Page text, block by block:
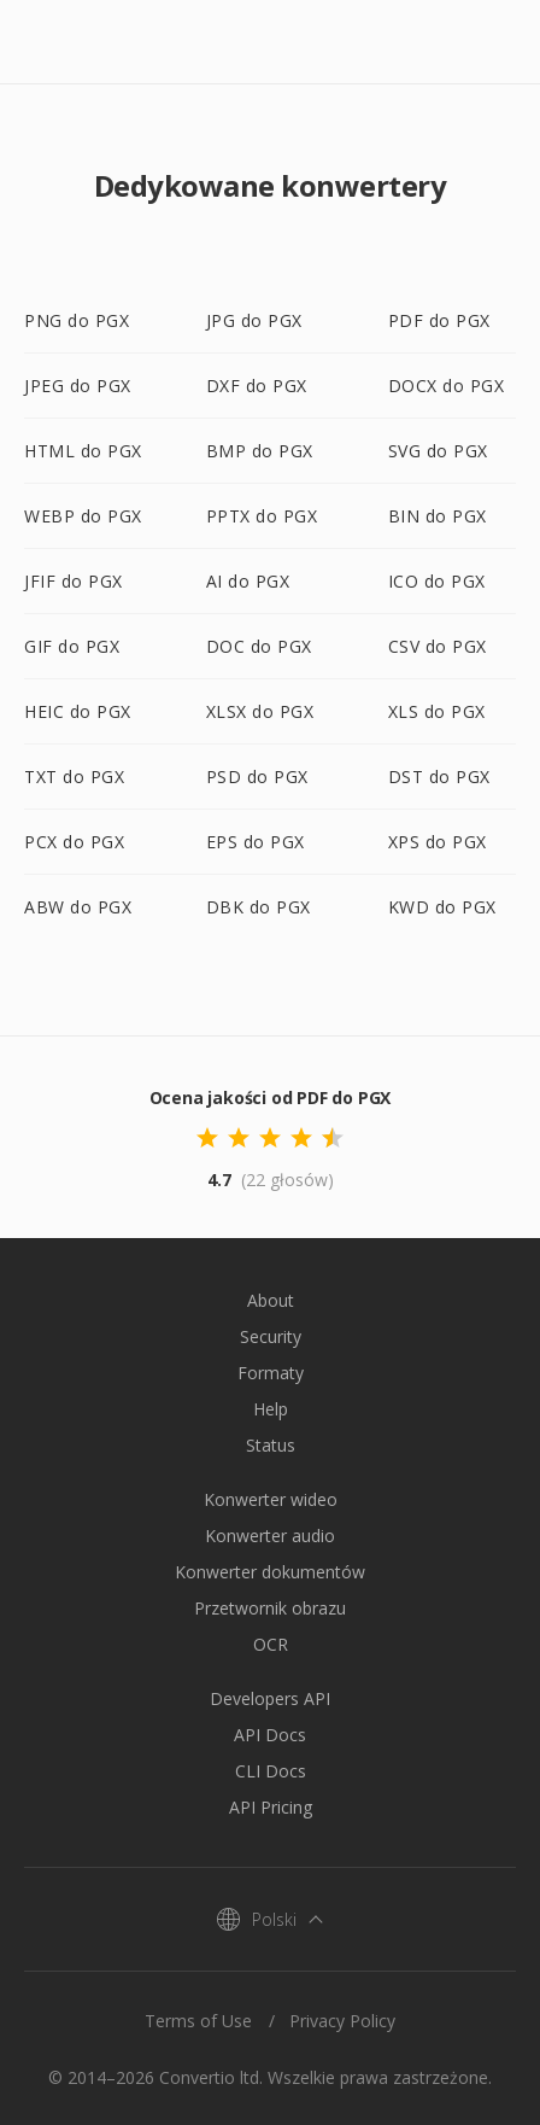
Dedykowane konwertery
PNG do PGX JPG do PGX PDF do PGX
JPEG do PGX DXF do PGX DOCX do PGX
HTML do PGX BMP do PGX SVG do PGX
WEBP do PGX PPTX do PGX BIN do PGX
JFIF do PGX AI do PGX ICO do PGX
GIF do PGX DOC do PGX CSV do PGX
HEIC do PGX XLSX do PGX XLS do PGX
TXT do PGX PSD do PGX DST do PGX
PCX do PGX EPS do PGX XPS do PGX
ABW do PGX DBK do PGX KWD do PGX
Ocena jakości od PDF do PGX
4.7 (22 głosów)
About
Security
Formaty
Help
Status
Konwerter wideo
Konwerter audio
Konwerter dokumentów
Przetwornik obrazu
OCR
Developers API
API Docs
CLI Docs
API Pricing
Polski
© 2014–2026 Convertio ltd. Wszelkie prawa zastrzeżone.
Terms of Use Privacy Policy